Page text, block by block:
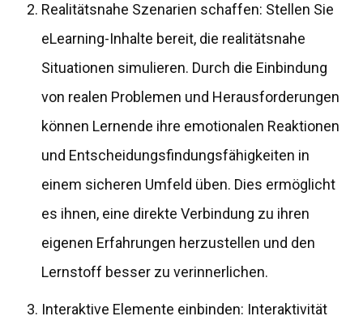
Realitätsnahe Szenarien schaffen: Stellen Sie
eLearning-Inhalte bereit, die realitätsnahe
Situationen simulieren. Durch die Einbindung
von realen Problemen und Herausforderungen
können Lernende ihre emotionalen Reaktionen
und Entscheidungsfindungsfähigkeiten in
einem sicheren Umfeld üben. Dies ermöglicht
es ihnen, eine direkte Verbindung zu ihren
eigenen Erfahrungen herzustellen und den
Lernstoff besser zu verinnerlichen.
Interaktive Elemente einbinden: Interaktivität